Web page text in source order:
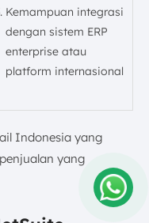
Kemampuan integrasi
dengan sistem ERP
enterprise atau
platform internasional
Indonesia yang
yang